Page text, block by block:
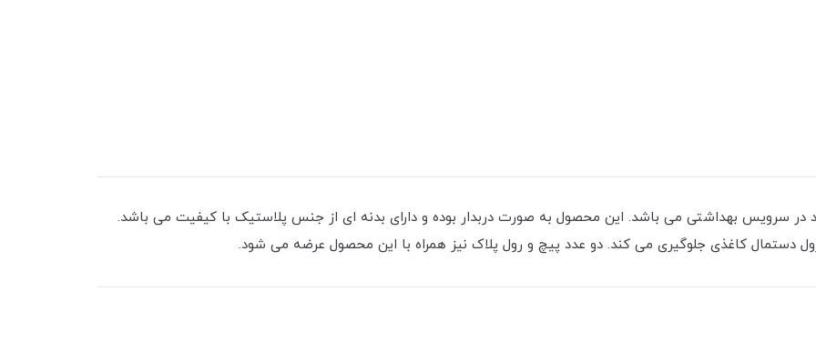
در سرویس بهداشتی می باشد. این محصول به صورت دربدار بوده و دارای بدنه ای از جنس پلاستیک با کیفیت می باشد.
دستمال کاغذی جلوگیری می کند. دو عدد پیچ و رول پلاک نیز همراه با این محصول عرضه می شود.